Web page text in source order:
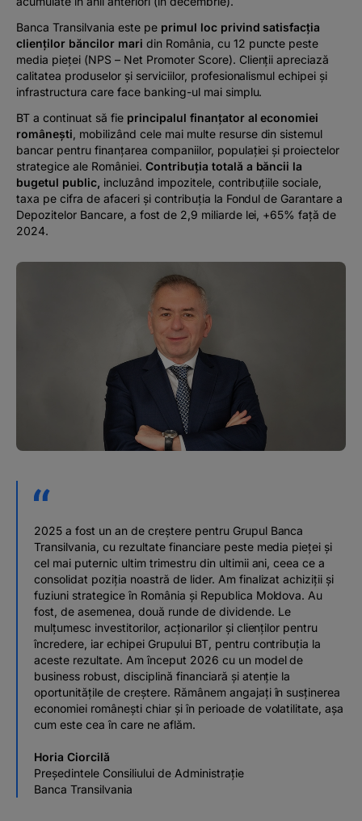
Banca Transilvania este pe primul loc privind satisfacția
clienților băncilor mari din România, cu 12 puncte peste
media pieței (NPS – Net Promoter Score). Clienții apreciază
calitatea produselor și serviciilor, profesionalismul echipei și
infrastructura care face banking-ul mai simplu.
BT a continuat să fie principalul finanțator al economiei
românești , mobilizând cele mai multe resurse din sistemul
bancar pentru finanțarea companiilor, populației și proiectelor
strategice ale României. Contribuția totală a băncii la
bugetul public, incluzând impozitele, contribuțiile sociale,
taxa pe cifra de afaceri și contribuția la Fondul de Garantare a
Depozitelor Bancare, a fost de 2,9 miliarde lei, +65% față de
2024.
2025 a fost un an de creștere pentru Grupul Banca
Transilvania, cu rezultate financiare peste media pieței și
cel mai puternic ultim trimestru din ultimii ani, ceea ce a
consolidat poziția noastră de lider. Am finalizat achiziții și
fuziuni strategice în România și Republica Moldova. Au
fost, de asemenea, două runde de dividende. Le
mulțumesc investitorilor, acționarilor și clienților pentru
încredere, iar echipei Grupului BT, pentru contribuția la
aceste rezultate. Am început 2026 cu un model de
business robust, disciplină financiară și atenție la
oportunitățile de creștere. Rămânem angajați în susținerea
economiei românești chiar și în perioade de volatilitate, așa
cum este cea în care ne aflăm.
Horia Ciorcilă
Președintele Consiliului de Administrație
Banca Transilvania